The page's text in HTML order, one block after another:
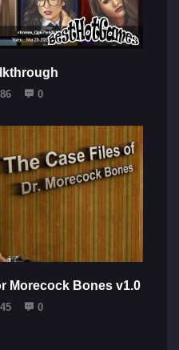
0
Morecock Bones v1.0
0